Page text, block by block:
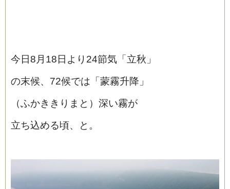
今日8月18日より24節気「立秋」
の末候、72候では「蒙霧升降」
（ふかききりまと）深い霧が
立ち込める頃、と。